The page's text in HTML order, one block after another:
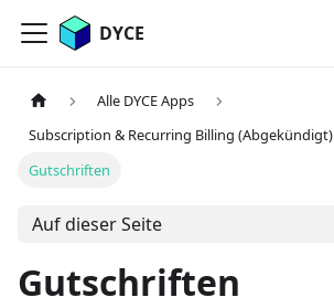
DYCE
Alle DYCE Apps
Subscription & Recurring Billing (Abgekündigt)
Gutschriften
Auf dieser Seite
Gutschriften